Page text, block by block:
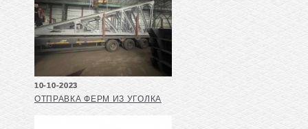
10-10-2023
ОТПРАВКА ФЕРМ ИЗ УГОЛКА